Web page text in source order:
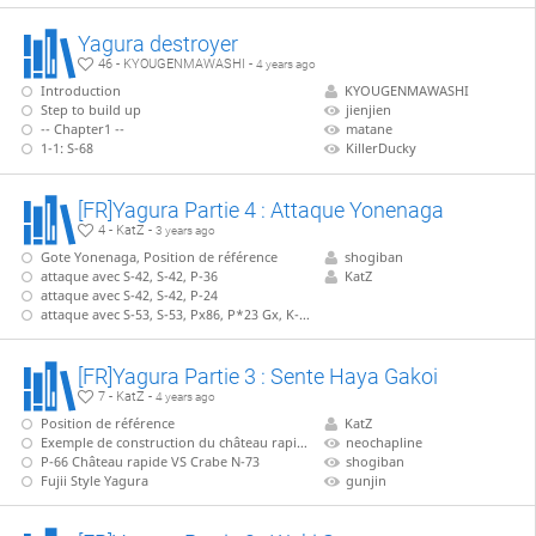
Yagura destroyer
46 - KYOUGENMAWASHI -4 years ago
Introduction
Step to build up
-- Chapter1 --
1-1: S-68
KYOUGENMAWASHI
jienjien
matane
KillerDucky
[FR]Yagura Partie 4 : Attaque Yonenaga
4 - KatZ -3 years ago
Gote Yonenaga, Position de référence
attaque avec S-42, S-42, P-36
attaque avec S-42, S-42, P-24
attaque avec S-53, S-53, Px86, P*23 Gx, K-32
shogiban
KatZ
[FR]Yagura Partie 3 : Sente Haya Gakoi
7 - KatZ -4 years ago
Position de référence
Exemple de construction du château rapide avec P-66
P-66 Château rapide VS Crabe N-73
Fujii Style Yagura
KatZ
neochapline
shogiban
gunjin